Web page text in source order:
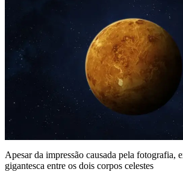
Apesar da impressão causada pela fotografia,
gigantesca entre os dois corpos celestes